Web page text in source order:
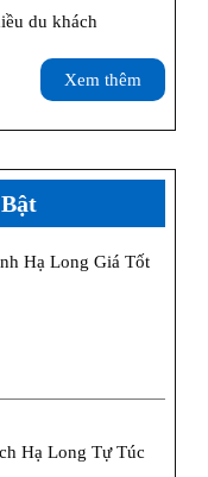
du khách
Xem thêm
thêm
Hạ Long Giá Tốt
Hạ Long Tự Túc